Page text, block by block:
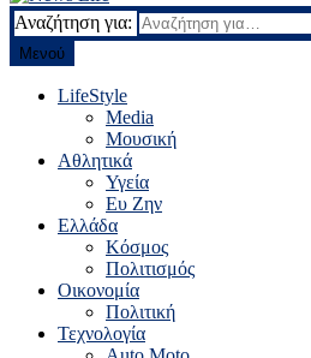
News Life
Ειδήσεις και νέα
Αναζήτηση για:
Μενού
LifeStyle
Media
Μουσική
Αθλητικά
Υγεία
Ευ Ζην
Ελλάδα
Κόσμος
Πολιτισμός
Οικονομία
Πολιτική
Τεχνολογία